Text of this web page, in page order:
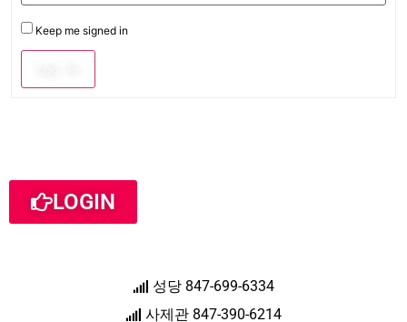
Keep me signed in
LOGIN
성당 847-699-6334
사제관 847-390-6214